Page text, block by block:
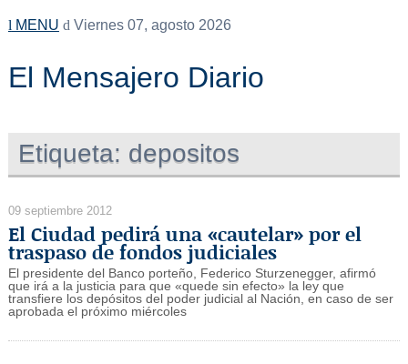
MENU Viernes 07, agosto 2026
El Mensajero Diario
Etiqueta: depositos
09 septiembre 2012
El Ciudad pedirá una «cautelar» por el
traspaso de fondos judiciales
El presidente del Banco porteño, Federico Sturzenegger, afirmó
que irá a la justicia para que «quede sin efecto» la ley que
transfiere los depósitos del poder judicial al Nación, en caso de ser
aprobada el próximo miércoles